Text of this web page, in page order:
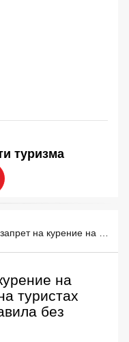
туризма
на
туристах
без